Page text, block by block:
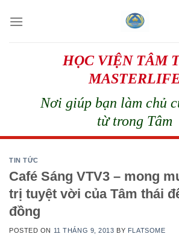
HỌC VIỆN TÂM
Nơi giúp bạn làm chủ
từ trong Tâm
TIN TỨC
Café Sáng VTV3 – mong
trị tuyệt vời của Tâm thái
đồng
POSTED ON 11 THÁNG 9, 2013 BY FLATSOME